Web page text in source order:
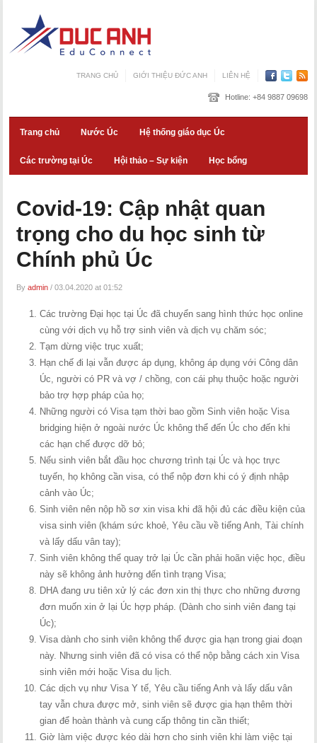
TRANG CHỦ GIỚI THIỆU ĐỨC ANH LIÊN HỆ
Hotline: +84 9887 09698
Trang chủ Nước Úc Hệ thống giáo dục Úc
Các trường tại Úc Hội thảo – Sự kiện Học bổng
Covid-19: Cập nhật quan
trọng cho du học sinh từ
Chính phủ Úc
Byadmin /03.04.2020 at 01:52
Các trường Đại học tại Úc đã chuyển sang hình thức học online
cùng với dịch vụ hỗ trợ sinh viên và dịch vụ chăm sóc;
Tạm dừng việc trục xuất;
Hạn chế đi lại vẫn được áp dụng, không áp dụng với Công dân
Úc, người có PR và vợ / chồng, con cái phụ thuộc hoặc người
bảo trợ hợp pháp của họ;
Những người có Visa tạm thời bao gồm Sinh viên hoặc Visa
bridging hiện ở ngoài nước Úc không thể đến Úc cho đến khi
các hạn chế được dỡ bỏ;
Nếu sinh viên bắt đầu học chương trình tại Úc và học trực
tuyến, họ không cần visa, có thể nộp đơn khi có ý định nhập
cảnh vào Úc;
Sinh viên nên nộp hồ sơ xin visa khi đã hội đủ các điều kiện của
visa sinh viên (khám sức khoẻ, Yêu cầu về tiếng Anh, Tài chính
và lấy dấu vân tay);
Sinh viên không thể quay trở lại Úc cần phải hoãn việc học, điều
này sẽ không ảnh hưởng đến tình trạng Visa;
DHA đang ưu tiên xử lý các đơn xin thị thực cho những đương
đơn muốn xin ở lại Úc hợp pháp. (Dành cho sinh viên đang tại
Úc);
Visa dành cho sinh viên không thể được gia hạn trong giai đoạn
này. Nhưng sinh viên đã có visa có thể nộp bằng cách xin Visa
sinh viên mới hoặc Visa du lịch.
Các dịch vụ như Visa Y tế, Yêu cầu tiếng Anh và lấy dấu vân
tay vẫn chưa được mở, sinh viên sẽ được gia hạn thêm thời
gian để hoàn thành và cung cấp thông tin cần thiết;
Giờ làm việc được kéo dài hơn cho sinh viên khi làm việc tại